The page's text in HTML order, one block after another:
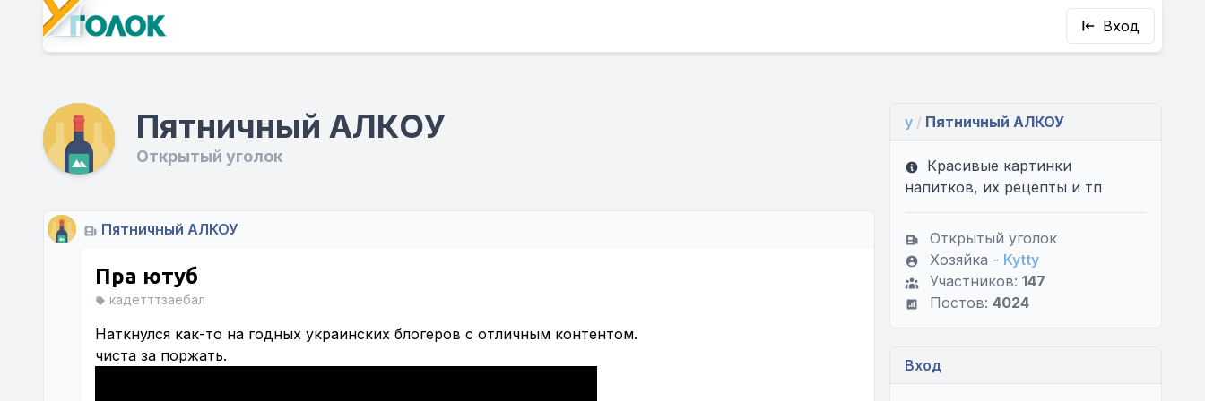
Вход
Пятничный АЛКОУ
Открытый уголок
Пятничный АЛКОУ
Пра ютуб
кадетттзаебал
Наткнулся как-то на годных украинских блогеров с отличным контентом.
чиста за поржать.
y / Пятничный АЛКОУ
Красивые картинки
напитков, их рецепты и тп
Открытый уголок
Хозяйка - Kytty
Участников: 147
Постов: 4024
Вход